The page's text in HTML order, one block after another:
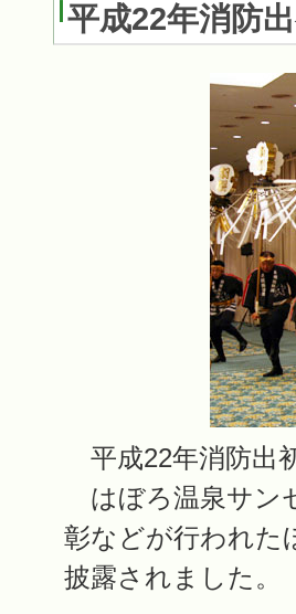
平成22年消防
平成22年消防出
はぼろ温泉サン
彰などが行われた
披露されました。